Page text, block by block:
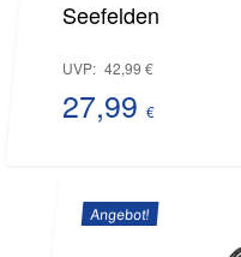
Seefelden
UVP: 42,99 €
42,99 €
27,99 €
Preis
ist:Angebot!